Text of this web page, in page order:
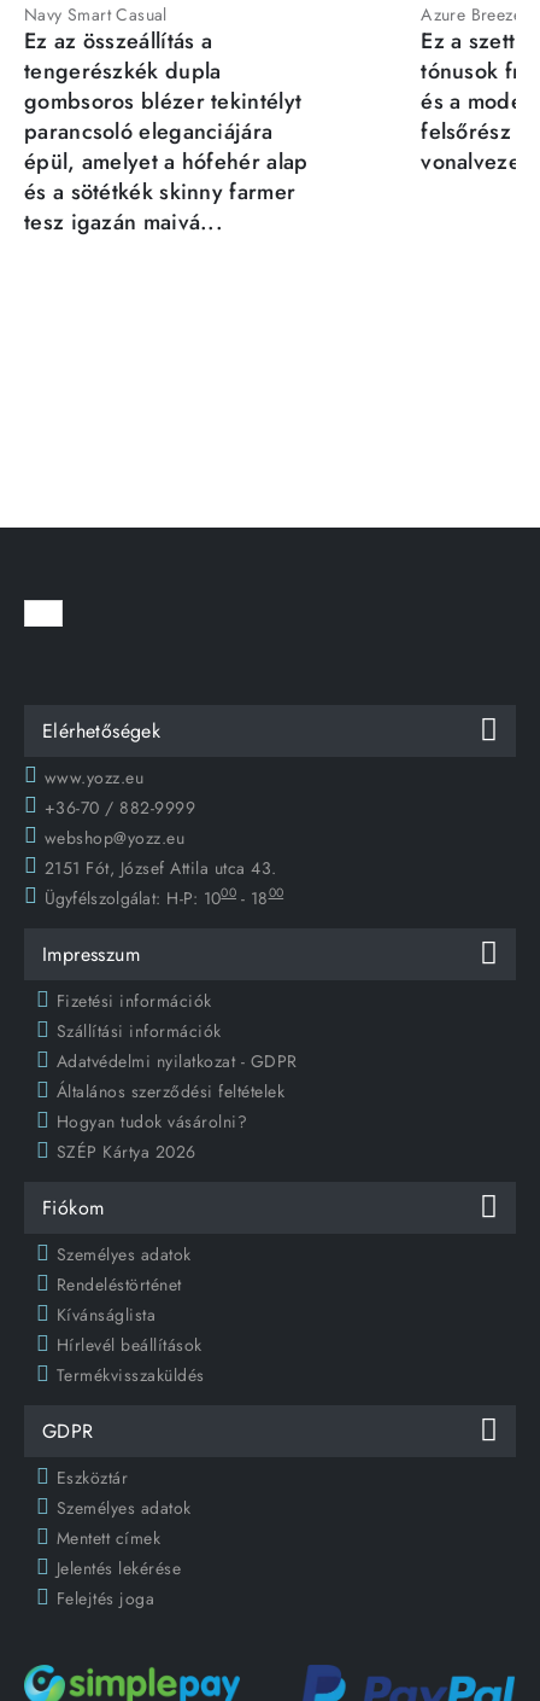
Navy Smart Casual
Ez az összeállítás a
tengerészkék dupla
gombsoros blézer tekintélyt
parancsoló eleganciájára
épül, amelyet a hófehér alap
és a sötétkék skinny farmer
tesz igazán maivá...
Azure Breeze
Ez a szett
tónusok
és a
felsőrész
Elérhetőségek
www.yozz.eu
+36-70 / 882-9999
webshop@yozz.eu
2151 Fót, József Attila utca 43.
Ügyfélszolgálat: H-P: 1000 - 1800
Impresszum
Fizetési információk
Szállítási információk
Adatvédelmi nyilatkozat - GDPR
Általános szerződési feltételek
Hogyan tudok vásárolni?
SZÉP Kártya 2026
Fiókom
Személyes adatok
Rendeléstörténet
Kívánságlista
Hírlevél beállítások
Termékvisszaküldés
GDPR
Eszköztár
Személyes adatok
Mentett címek
Jelentés lekérése
Felejtés joga